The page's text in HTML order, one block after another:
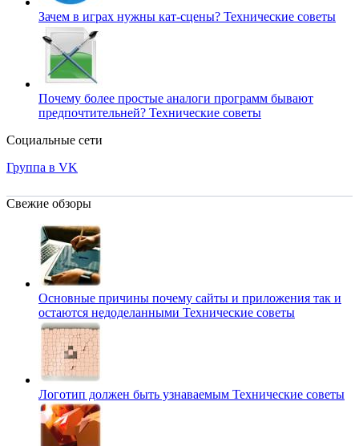
Зачем в играх нужны кат-сцены? Технические советы
Почему более простые аналоги программ бывают
предпочтительней? Технические советы
Социальные сети
Группа в VK
Свежие обзоры
Основные причины почему сайты и приложения так и
остаются недоделанными Технические советы
Логотип должен быть узнаваемым Технические советы